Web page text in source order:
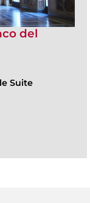
del
Suite